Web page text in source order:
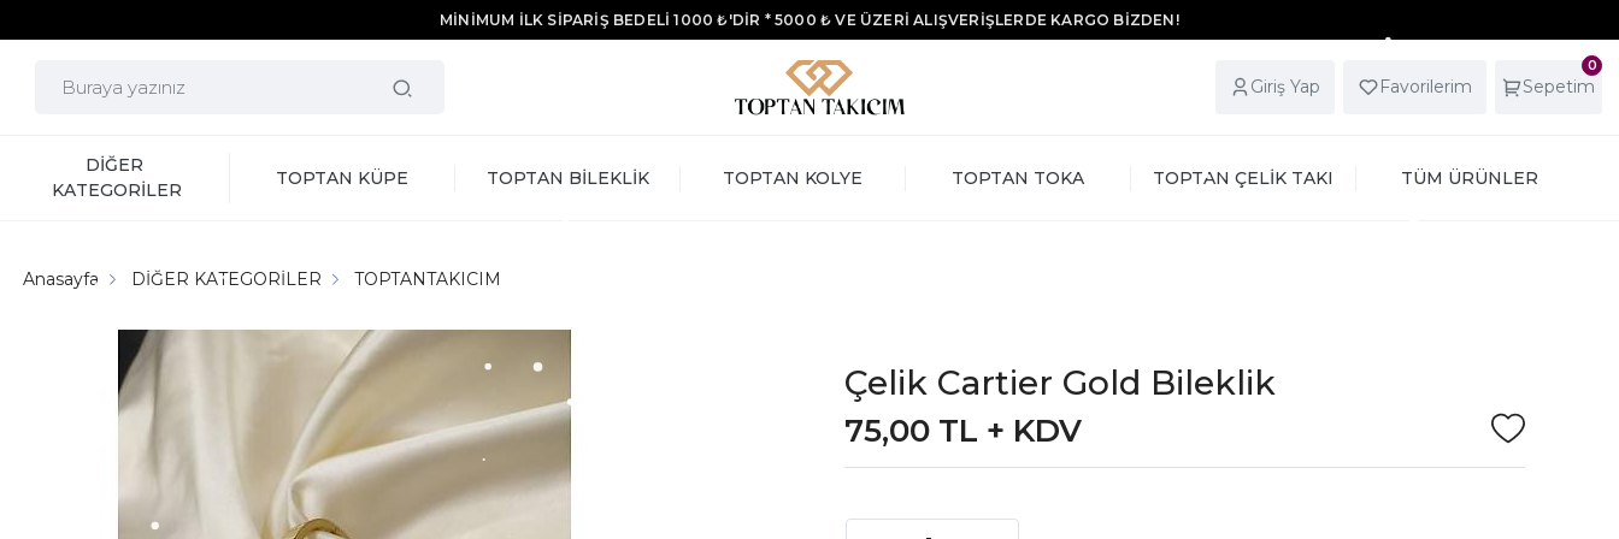
MİNİMUM İLK SİPARİŞ BEDELİ 1000 ₺'DİR * 5000 ₺ VE ÜZERİ ALIŞVERİŞLERDE KARGO BİZDEN!
Giriş Yap Favorilerim
0
Sepetim
DİĞER
KATEGORİLER
TOPTAN KÜPE TOPTAN BİLEKLİK TOPTAN KOLYE TOPTAN TOKA TOPTAN ÇELİK TAKI TÜM ÜRÜNLER
Anasayfa DİĞER KATEGORİLER TOPTANTAKICIM
Çelik Cartier Gold Bileklik
75,00 TL + KDV